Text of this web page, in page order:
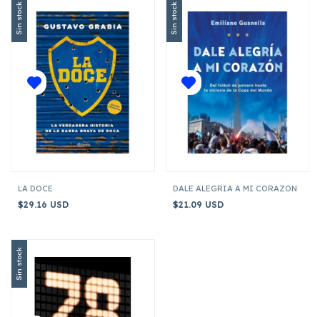
Sin stock
LA DOCE
$29.16 USD
Sin stock
DALE ALEGRIA A MI CORAZON
$21.09 USD
Sin stock